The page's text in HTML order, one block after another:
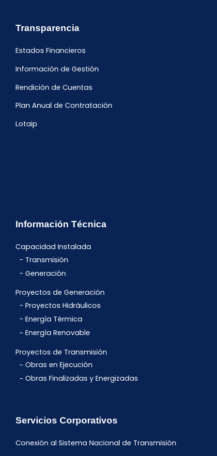
Transparencia
Estados Financieros
Información de Gestión
Rendición de Cuentas
Plan Anual de Contratación
Lotaip
Información Técnica
Capacidad Instalada
Transmisión
Generación
Proyectos de Generación
Proyectos Hidráulicos
Energía Térmica
Energía Renovable
Proyectos de Transmisión
Obras en Ejecución
Obras Finalizadas y Energizadas
Servicios Corporativos
Conexión al Sistema Nacional de Transmisión